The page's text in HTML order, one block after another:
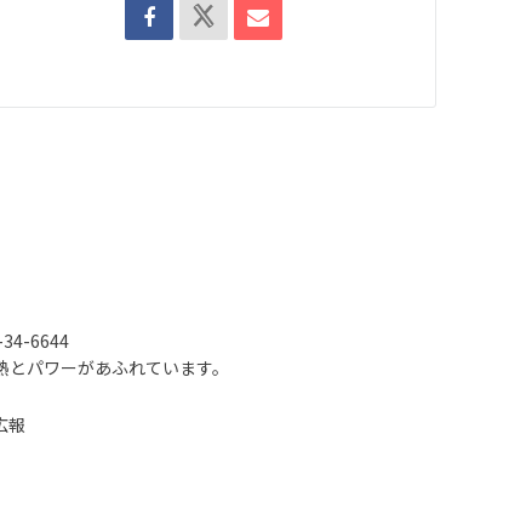
6644
パワーがあふれています。
報